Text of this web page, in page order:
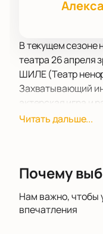
В текущем сезоне
театра 26 апреля
ШИЛЕ (Театр
Захватывающий
актерская игра и
заслуживающие
и работников
преувеличения
высочайшего
Читать дальше...
Почему
Нам важно, чтобы
впечатления